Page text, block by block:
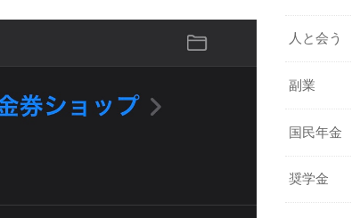
人と会う
副業
国民年金
奨学金